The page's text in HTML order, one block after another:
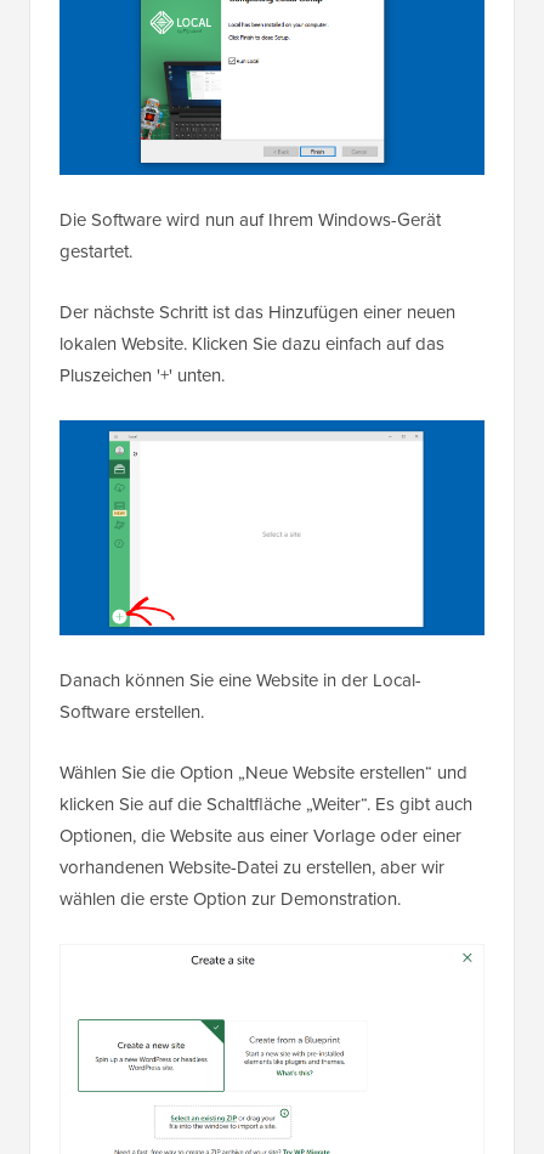
Die Software wird nun auf Ihrem Windows-Gerät
gestartet.
Der nächste Schritt ist das Hinzufügen einer neuen
lokalen Website. Klicken Sie dazu einfach auf das
Pluszeichen '+' unten.
Danach können Sie eine Website in der Local-
Software erstellen.
Wählen Sie die Option „Neue Website erstellen“ und
klicken Sie auf die Schaltfläche „Weiter“. Es gibt auch
Optionen, die Website aus einer Vorlage oder einer
vorhandenen Website-Datei zu erstellen, aber wir
wählen die erste Option zur Demonstration.